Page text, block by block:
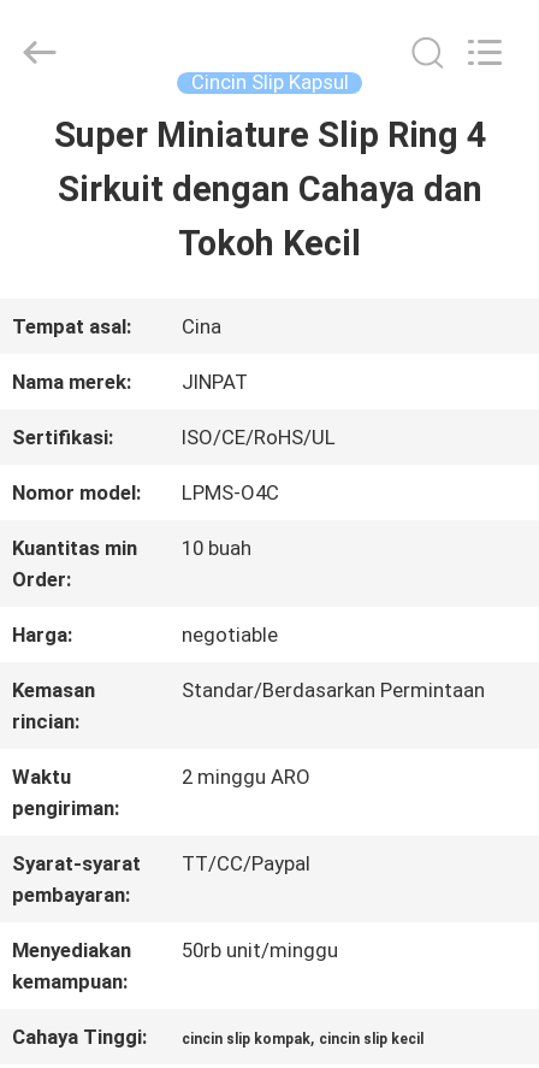
RUMAH
TAMPILAN
VR
KITA
PABRIK
KUALITAS
HUBUNGI
KAMI
QUOTE
Electronics
Cincin Slip Kapsul
Super Miniature Slip Ring 4
Sirkuit dengan Cahaya dan
Tokoh Kecil
Tempat asal: Cina
Nama merek: JINPAT
Sertifikasi: ISO/CE/RoHS/UL
Nomor model: LPMS-O4C
Kuantitas min
Order:
10 buah
Harga: negotiable
Kemasan
rincian:
Standar/Berdasarkan Permintaan
Waktu
pengiriman:
2 minggu ARO
Syarat-syarat
pembayaran:
TT/CC/Paypal
Menyediakan
kemampuan:
50rb unit/minggu
Cahaya Tinggi: cincin slip kompak, cincin slip kecil